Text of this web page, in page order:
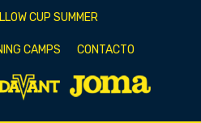
CUP SUMMER
CAMPS CONTACTO